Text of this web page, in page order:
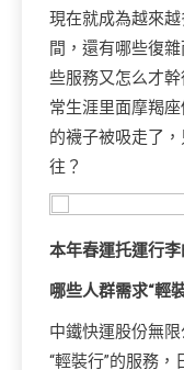
現在就成為越來
間，還有哪些復
些服務又怎么才
常生涯里面摩羯
的襪子被吸走了
往？
本年春運托運行
哪些人群需求“輕
中鐵快運股份無
“輕裝行”的服務